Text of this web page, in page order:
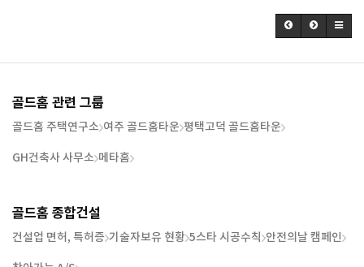
골드홈 관련 그룹
골드홈 주택연구소 여주 골드홈타운 평택고덕 골드홈타운
GH건축사 사무소 메타홈
골드홈 종합건설
건설업 면허, 특허증 기술자보유 현황 5스타 시공수칙 안전의날 캠페인